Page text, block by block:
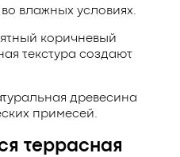
влажных условиях.
коричневый
текстура создают
древесина
примесей.
террасная